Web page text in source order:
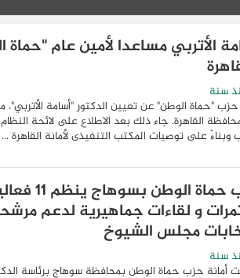
الأتربي مساعدا لأمين عام "حماة
سنة
"حماة الوطن" عن تعيين الدكتور "أسامة الأتربي"،
القاهرة. جاء ذلك بعد الاطلاع على لائحة
وبناءً على توصيات المكتب التنفيذى لأمانة القاهرة ...
حزب حماة الوطن
و لقاءات جماهيرية لدعم
مجلس الشيوخ
سنة
أمانة حزب حماة الوطن بمحافظة سوهاج برئاسة